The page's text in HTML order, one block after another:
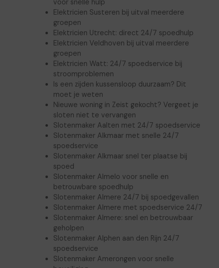
Elektricien Susteren bij uitval meerdere
groepen
Elektricien Utrecht: direct 24/7 spoedhulp
Elektricien Veldhoven bij uitval meerdere
groepen
Elektricien Watt: 24/7 spoedservice bij
stroomproblemen
Is een zijden kussensloop duurzaam? Dit
moet je weten
Nieuwe woning in Zeist gekocht? Vergeet je
sloten niet te vervangen
Slotenmaker Aalten met 24/7 spoedservice
Slotenmaker Alkmaar met snelle 24/7
spoedservice
Slotenmaker Alkmaar snel ter plaatse bij
spoed
Slotenmaker Almelo voor snelle en
betrouwbare spoedhulp
Slotenmaker Almere 24/7 bij spoedgevallen
Slotenmaker Almere met spoedservice 24/7
Slotenmaker Almere: snel en betrouwbaar
geholpen
Slotenmaker Alphen aan den Rijn 24/7
spoedservice
Slotenmaker Amerongen voor snelle